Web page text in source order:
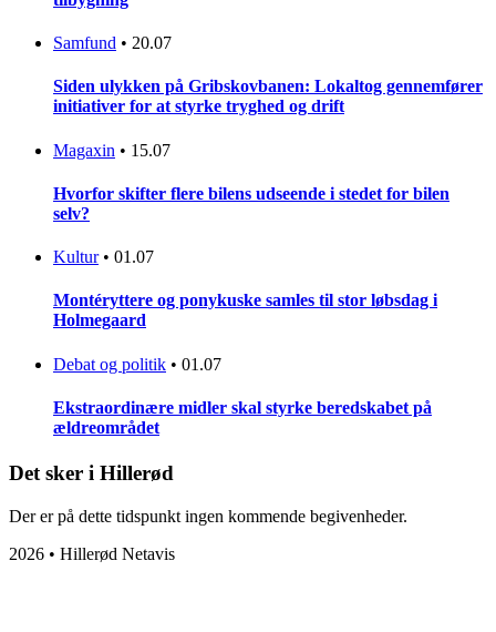
Samfund • 20.07
Siden ulykken på Gribskovbanen: Lokaltog gennemfører
initiativer for at styrke tryghed og drift
Magaxin • 15.07
Hvorfor skifter flere bilens udseende i stedet for bilen
selv?
Kultur • 01.07
Montéryttere og ponykuske samles til stor løbsdag i
Holmegaard
Debat og politik • 01.07
Ekstraordinære midler skal styrke beredskabet på
ældreområdet
Det sker i Hillerød
Der er på dette tidspunkt ingen kommende begivenheder.
2026 • Hillerød Netavis